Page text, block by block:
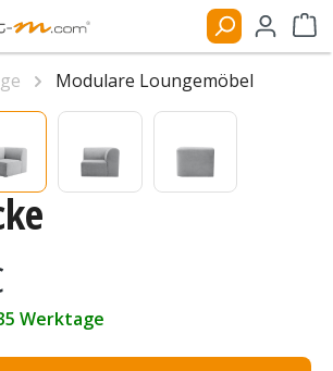
Werktage
Modulare Loungemöbel